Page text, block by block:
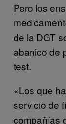
Pero los
de la DGT
abanico de
test.
«Los que
servicio de
compañías